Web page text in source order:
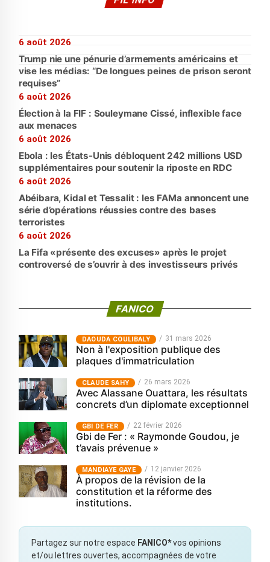
6 août 2026
Trump nie une pénurie d’armements américains et
vise les médias: “De longues peines de prison seront
requises”
6 août 2026
Élection à la FIF : Souleymane Cissé, inflexible face
aux menaces
6 août 2026
Ebola : les États-Unis débloquent 242 millions USD
supplémentaires pour soutenir la riposte en RDC
6 août 2026
Abéibara, Kidal et Tessalit : les FAMa annoncent une
série d’opérations réussies contre des bases
terroristes
6 août 2026
La Fifa «présente des excuses» après le projet
controversé de s’ouvrir à des investisseurs privés
FANICO
‎DAOUDA COULIBALY 31 mars 2026
Non à l'exposition publique des
plaques d'immatriculation
CLAUDE SAHY 26 mars 2026
Avec Alassane Ouattara, les résultats
concrets d’un diplomate exceptionnel
GBI DE FER 22 février 2026
Gbi de Fer : « Raymonde Goudou, je
t’avais prévenue »
MANDIAYE GAYE 12 janvier 2026
À propos de la révision de la
constitution et la réforme des
institutions.
Partagez sur notre espace FANICO*vos opinions
et/ou lettres ouvertes, accompagnées de votre